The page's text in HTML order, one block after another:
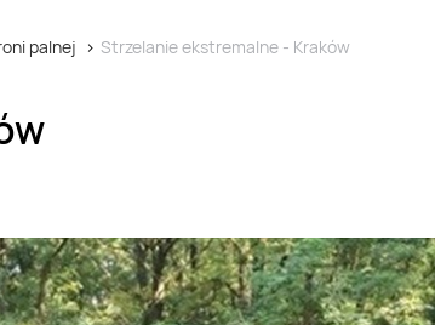
palnej Strzelanie ekstremalne - Kraków